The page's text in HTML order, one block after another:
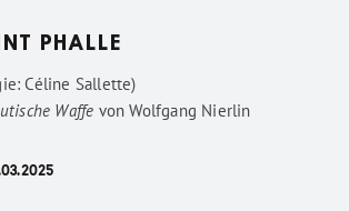
PHALLE
Céline Sallette)
Waffe vonWolfgang Nierlin